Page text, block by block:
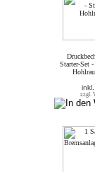
Starter-Set
zzgl.